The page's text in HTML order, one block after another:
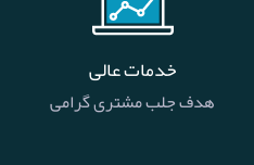
خدمات عالی
هدف جلب مشتری گرامی